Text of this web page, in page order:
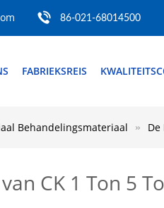
86-021-68014500
FABRIEKSREIS
Behandelingsmateriaal De
CK 1 Ton 5